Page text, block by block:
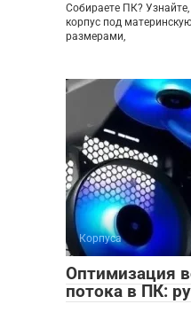
Собираете ПК?
корпус под
размерами,
Корпуса
Оптимизация
потока в ПК: